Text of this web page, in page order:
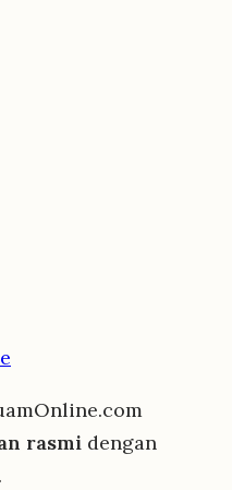
rasmi dengan